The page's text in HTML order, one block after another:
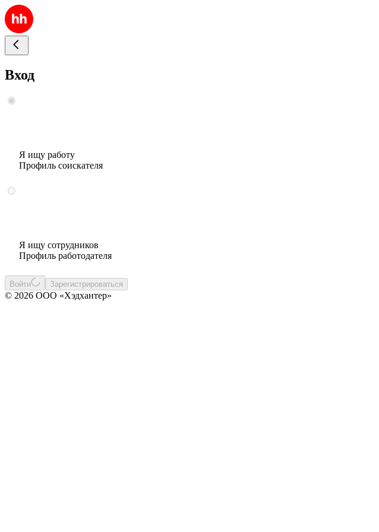
Вход
Я ищу работу
Профиль соискателя
Я ищу сотрудников
Профиль работодателя
Войти Зарегистрироваться
© 2026 ООО «Хэдхантер»